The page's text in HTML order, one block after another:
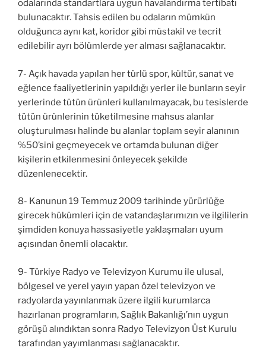
odalarında standartlara uygun havalandırma tertibatı
bulunacaktır. Tahsis edilen bu odaların mümkün
olduğunca aynı kat, koridor gibi müstakil ve tecrit
edilebilir ayrı bölümlerde yer alması sağlanacaktır.
7- Açık havada yapılan her türlü spor, kültür, sanat ve
eğlence faaliyetlerinin yapıldığı yerler ile bunların seyir
yerlerinde tütün ürünleri kullanılmayacak, bu tesislerde
tütün ürünlerinin tüketilmesine mahsus alanlar
oluşturulması halinde bu alanlar toplam seyir alanının
%50’sini geçmeyecek ve ortamda bulunan diğer
kişilerin etkilenmesini önleyecek şekilde
düzenlenecektir.
8- Kanunun 19 Temmuz 2009 tarihinde yürürlüğe
girecek hükümleri için de vatandaşlarımızın ve ilgililerin
şimdiden konuya hassasiyetle yaklaşmaları uyum
açısından önemli olacaktır.
9- Türkiye Radyo ve Televizyon Kurumu ile ulusal,
bölgesel ve yerel yayın yapan özel televizyon ve
radyolarda yayınlanmak üzere ilgili kurumlarca
hazırlanan programların, Sağlık Bakanlığı’nın uygun
görüşü alındıktan sonra Radyo Televizyon Üst Kurulu
tarafından yayımlanması sağlanacaktır.